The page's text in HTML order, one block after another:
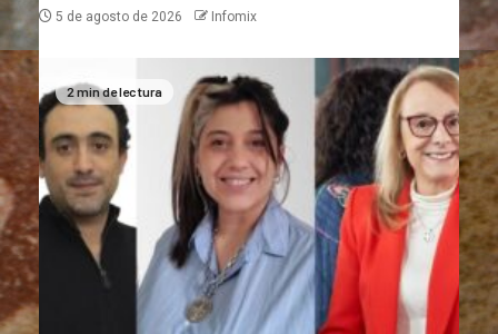
5 de agosto de 2026 Infomix
2 min de lectura